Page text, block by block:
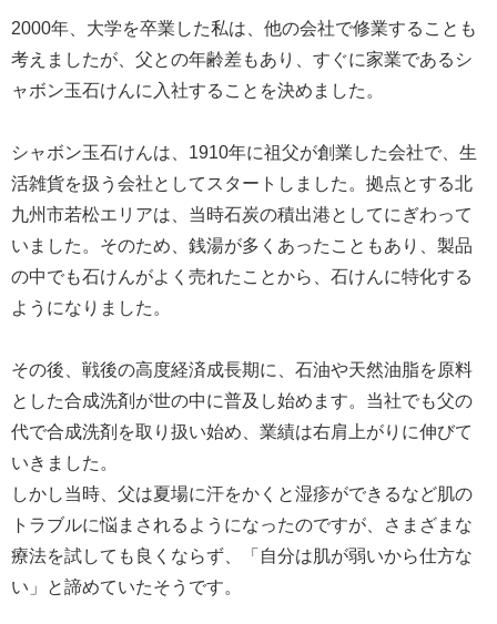
2000年、大学を卒業した私は、他の会社で修業することも
考えましたが、父との年齢差もあり、すぐに家業であるシ
ャボン玉石けんに入社することを決めました。
シャボン玉石けんは、1910年に祖父が創業した会社で、生
活雑貨を扱う会社としてスタートしました。拠点とする北
九州市若松エリアは、当時石炭の積出港としてにぎわって
いました。そのため、銭湯が多くあったこともあり、製品
の中でも石けんがよく売れたことから、石けんに特化する
ようになりました。
その後、戦後の高度経済成長期に、石油や天然油脂を原料
とした合成洗剤が世の中に普及し始めます。当社でも父の
代で合成洗剤を取り扱い始め、業績は右肩上がりに伸びて
いきました。
しかし当時、父は夏場に汗をかくと湿疹ができるなど肌の
トラブルに悩まされるようになったのですが、さまざまな
療法を試しても良くならず、「自分は肌が弱いから仕方な
い」と諦めていたそうです。